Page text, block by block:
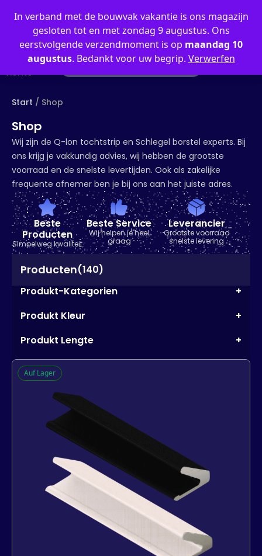
In verband met de bouwvak vakantie is ons magazijn
gesloten tot en met zondag 9 augustus. Ons
eerstvolgende verzendmoment is op maandag 10
augustus. Bedankt voor uw begrip. Verwerfen
Mein
Konto
Start / Shop
Shop
Wij zijn de Q-lon tochtstrip en Schlegel borstel experts. Bij
ons krijg je vakkundig advies, wij hebben de grootste
voorraad en de snelste levertijden. Ook als zakelijke
frequente afnemer ben je bij ons aan het juiste adres.
Beste
Producten
Simpelweg kwaliteit
Beste Service
Wij helpen je heel
graag
Leverancier
Grootste voorraad
snelste levering
Producten(140)
Produkt-Kategorien
+
Produkt Kleur
+
Produkt Lengte
+
Auf Lager